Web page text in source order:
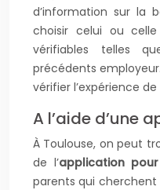
d’information sur la
choisir celui ou
vérifiables telles
précédents
vérifier l’expérience
A l’aide d’une
À Toulouse, on peut
de l’application
parents qui